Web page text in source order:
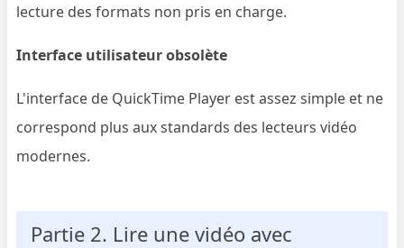
lecture des formats non pris en charge.
Interface utilisateur obsolète
L'interface de QuickTime Player est assez simple et ne
correspond plus aux standards des lecteurs vidéo
modernes.
Partie 2. Lire une vidéo avec